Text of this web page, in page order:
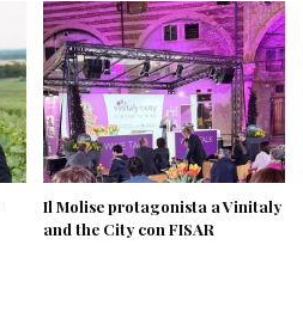
Il Molise protagonista a Vinitaly
and the City con FISAR